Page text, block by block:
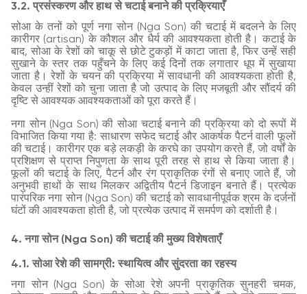
3.2. प्रसंस्करण और हाथ से चटाई बनाने की प्रक्रियाएँ
सोआ के तनों को पूर्ण नगा सोन (Nga Son) की चटाई में बदलने के लिए
कारीगर (artisan) के कौशल और धैर्य की आवश्यकता होती है। कटाई के
बाद, सोआ के रेशों को चाकू से छोटे टुकड़ों में काटा जाता है, फिर उन्हें सही
सुखाने के स्तर तक पहुँचने के लिए कई दिनों तक लगातार धूप में सुखाया
जाता है। रेशों के चयन की प्रक्रिया में सावधानी की आवश्यकता होती है,
केवल उन्हीं रेशों को चुना जाता है जो उत्पाद के लिए मजबूती और सौंदर्य की
दृष्टि से आवश्यक आवश्यकताओं को पूरा करते हैं।
नगा सोन (Nga Son) की सोआ चटाई बनाने की प्रक्रिया को दो रूपों में
विभाजित किया गया है: साधारण सफेद चटाई और आकर्षक पैटर्न वाली फूलों
की चटाई। कारीगर एक बड़े लकड़ी के करघे का उपयोग करते हैं, जो वर्षों के
प्रशिक्षण से प्राप्त निपुणता के साथ पूरी तरह से हाथ से किया जाता है।
फूलों की चटाई के लिए, पैटर्न और रंग प्राकृतिक रंगों से बनाए जाते हैं, जो
अनुभवी हाथों के साथ मिलकर अद्वितीय पैटर्न डिजाइन बनाते हैं। प्रत्येक
पारंपरिक नगा सोन (Nga Son) की चटाई को सावधानीपूर्वक श्रम के दर्जनों
घंटों की आवश्यकता होती है, जो प्रत्येक उत्पाद में समर्पण को दर्शाती है।
4. नगा सोन (Nga Son) की चटाई की मुख्य विशेषताएँ
4.1. सोआ रेशे की सामग्री: स्थायित्व और सुंदरता का रहस्य
नगा सोन (Nga Son) के सोआ रेशे अपनी प्राकृतिक सुनहरी चमक,